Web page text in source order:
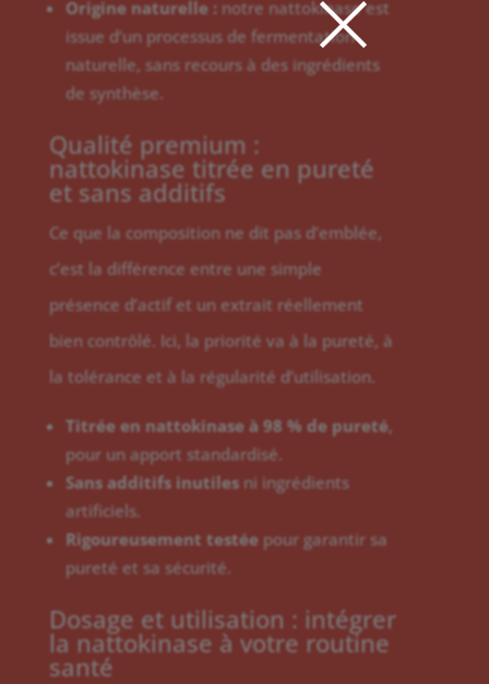
Origine naturelle : notre nattokinase est
issue d’un processus de fermentation
naturelle, sans recours à des ingrédients
de synthèse.
Qualité premium :
nattokinase titrée en pureté
et sans additifs
Ce que la composition ne dit pas d’emblée,
c’est la différence entre une simple
présence d’actif et un extrait réellement
bien contrôlé. Ici, la priorité va à la pureté, à
la tolérance et à la régularité d’utilisation.
Titrée en nattokinase à 98 % de pureté,
pour un apport standardisé.
Sans additifs inutilesni ingrédients
artificiels.
Rigoureusement testéepour garantir sa
pureté et sa sécurité.
Dosage et utilisation : intégrer
la nattokinase à votre routine
santé